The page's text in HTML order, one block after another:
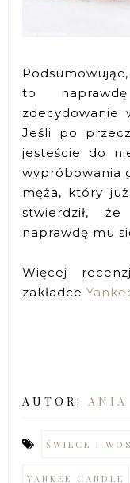
to
zdecydowanie
Jeśli po
jesteście do
wypróbowania
męża, który
stwierdził,
naprawdę mu
Więcej
zakładce
AUTOR: ANIA
ŚWIECE I
YANKEE CANDLE